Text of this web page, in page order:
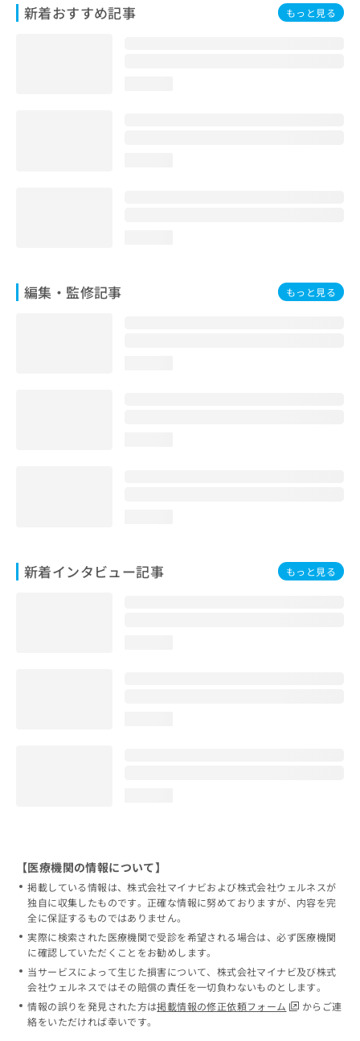
新着おすすめ記事 もっと見る
編集・監修記事 もっと見る
新着インタビュー記事 もっと見る
お
【医療機関の情報について】
掲載している情報は、株式会社マイナビおよび株式会社ウェルネスが
独自に収集したものです。正確な情報に努めておりますが、内容を完
全に保証するものではありません。
実際に検索された医療機関で受診を希望される場合は、必ず医療機関
に確認していただくことをお勧めします。
当サービスによって生じた損害について、株式会社マイナビ及び株式
会社ウェルネスではその賠償の責任を一切負わないものとします。
情報の誤りを発見された方は掲載情報の修正依頼フォーム
からご連
絡をいただければ幸いです。